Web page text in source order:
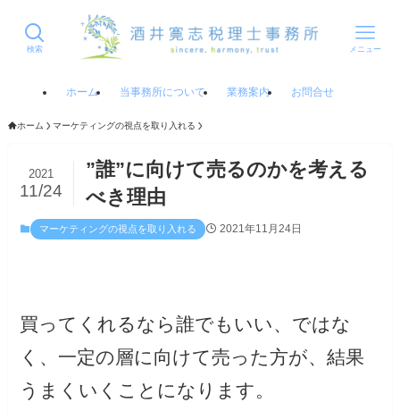
検索 メニュー
ホーム 当事務所について 業務案内 お問合せ
ホーム マーケティングの視点を取り入れる
”誰”に向けて売るのかを考える
べき理由
2021
11/24
マーケティングの視点を取り入れる 2021年11月24日
買ってくれるなら誰でもいい、ではな
く、一定の層に向けて売った方が、結果
うまくいくことになります。